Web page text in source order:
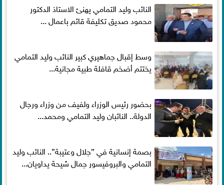
النائب وليد التمامي يهنئ الاستاذ الدكتور
محمود صديق تكليفة قائم باعمال ...
وسط إقبال جماهيري كبير النائب وليد التمامي
يختتم أضخم قافلة طبية مجانية...
بحضور رئيس الوزراء ولفيف من وزراء ورجال
الدولة.. النائبان وليد التمامي ومحمد...
بصمة إنسانية في ”جلال وعتيبة”.. النائب وليد
التمامي والبروفيسور جمال شيحة يداويان...